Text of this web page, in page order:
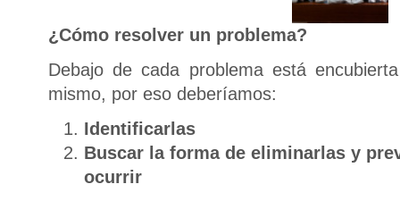
¿Cómo resolver un problema?
Debajo de cada problema está
mismo, por eso deberíamos:
Identificarlas
Buscar la forma de eliminarlas y
ocurrir